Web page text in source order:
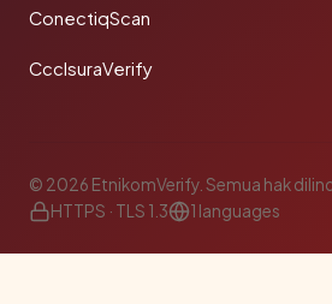
ConectiqScan
CcclsuraVerify
© 2026 EtnikomVerify. Semua hak
HTTPS · TLS 1.3
1 languages